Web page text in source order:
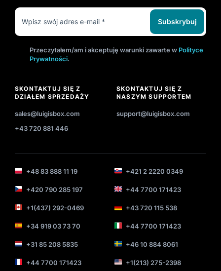
Subskrybuj
Przeczytałem/am i akceptuję warunki zawarte w Polityce
Prywatności.
SKONTAKTUJ SIĘ Z
DZIAŁEM SPRZEDAŻY
sales@luigisbox.com
+43 720 881 446
SKONTAKTUJ SIĘ Z
NASZYM SUPPORTEM
support@luigisbox.com
+48 83 888 11 19 +421 2 2220 0349
+420 790 285 197 +44 7700 171423
+1(437) 292-0469 +43 720 115 538
+34 919 03 73 70 +44 7700 171423
+31 85 208 5835 +46 10 884 8061
+44 7700 171423 +1(213) 275-2398